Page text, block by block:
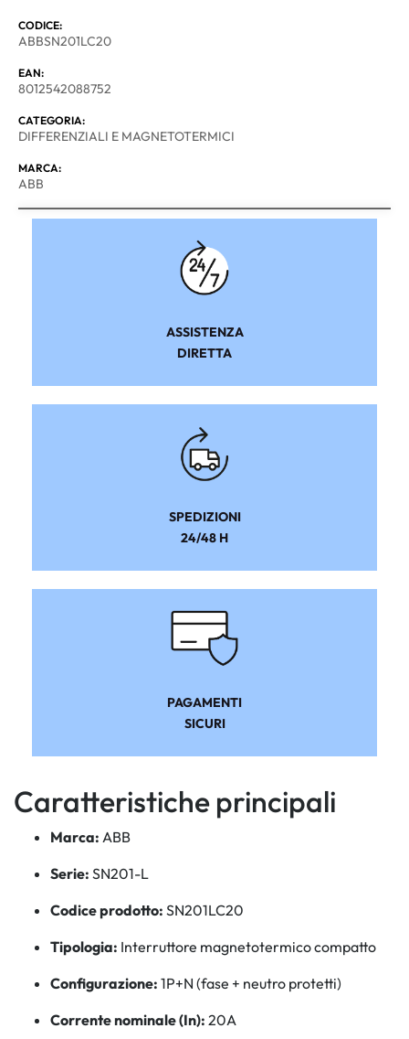
CODICE:
ABBSN201LC20
EAN:
8012542088752
CATEGORIA:
DIFFERENZIALI E MAGNETOTERMICI
MARCA:
ABB
ASSISTENZA
DIRETTA
SPEDIZIONI
24/48 H
PAGAMENTI
SICURI
Caratteristiche principali
Marca: ABB
Serie: SN201-L
Codice prodotto: SN201LC20
Tipologia: Interruttore magnetotermico compatto
Configurazione: 1P+N (fase + neutro protetti)
Corrente nominale (In): 20A